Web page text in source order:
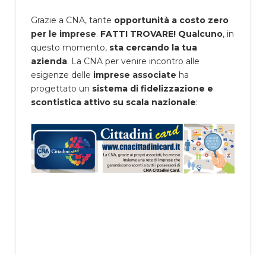
Grazie a CNA, tante opportunità a costo zero
per le imprese. FATTI TROVARE! Qualcuno, in
questo momento,sta cercando la tua
azienda. La CNA per venire incontro alle
esigenze delle imprese associate ha
progettato un sistema di fidelizzazione e
scontistica attivo su scala nazionale: